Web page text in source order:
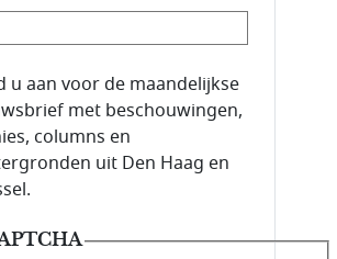
van de abonnee.
u aan voor de maandelijkse
met beschouwingen,
columns en
uit Den Haag en